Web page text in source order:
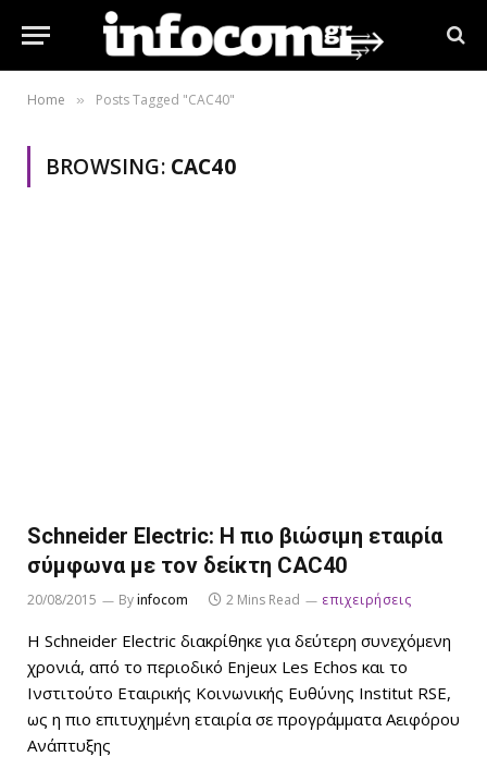
Home » Posts Tagged "CAC40"
BROWSING: CAC40
Schneider Electric: Η πιο βιώσιμη εταιρία
σύμφωνα με τον δείκτη CAC40
20/08/2015 Byinfocom 2 Mins Read επιχειρήσεις
Η Schneider Electric διακρίθηκε για δεύτερη συνεχόμενη
χρονιά, από το περιοδικό Enjeux Les Echos και το
Ινστιτούτο Εταιρικής Κοινωνικής Ευθύνης Institut RSE,
ως η πιο επιτυχημένη εταιρία σε προγράμματα Αειφόρου
Ανάπτυξης